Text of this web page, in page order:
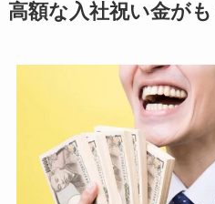
高額な入社祝い金が